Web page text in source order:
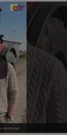
#rolnictwo